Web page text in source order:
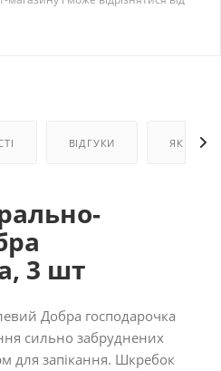
ВІДГУКИ ЯК
3 шт
Добра господарочка
сильно забруднених
для запікання. Шкребок